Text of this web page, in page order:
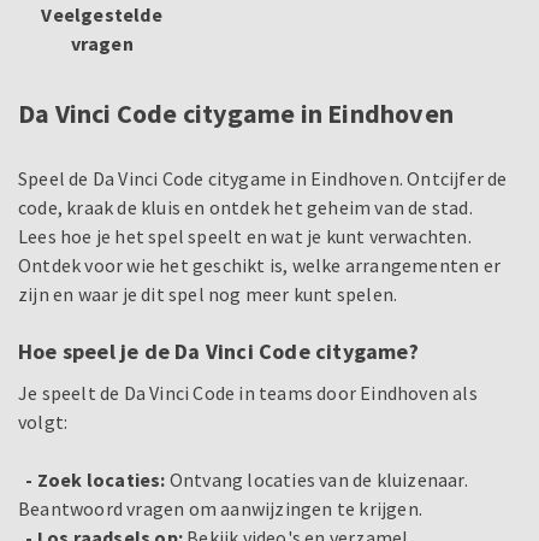
Veelgestelde
vragen
Da Vinci Code citygame in Eindhoven
Speel de Da Vinci Code citygame in Eindhoven. Ontcijfer de
code, kraak de kluis en ontdek het geheim van de stad.
Lees hoe je het spel speelt en wat je kunt verwachten.
Ontdek voor wie het geschikt is, welke arrangementen er
zijn en waar je dit spel nog meer kunt spelen.
Hoe speel je de Da Vinci Code citygame?
Je speelt de Da Vinci Code in teams door Eindhoven als
volgt:
- Zoek locaties: Ontvang locaties van de kluizenaar.
Beantwoord vragen om aanwijzingen te krijgen.